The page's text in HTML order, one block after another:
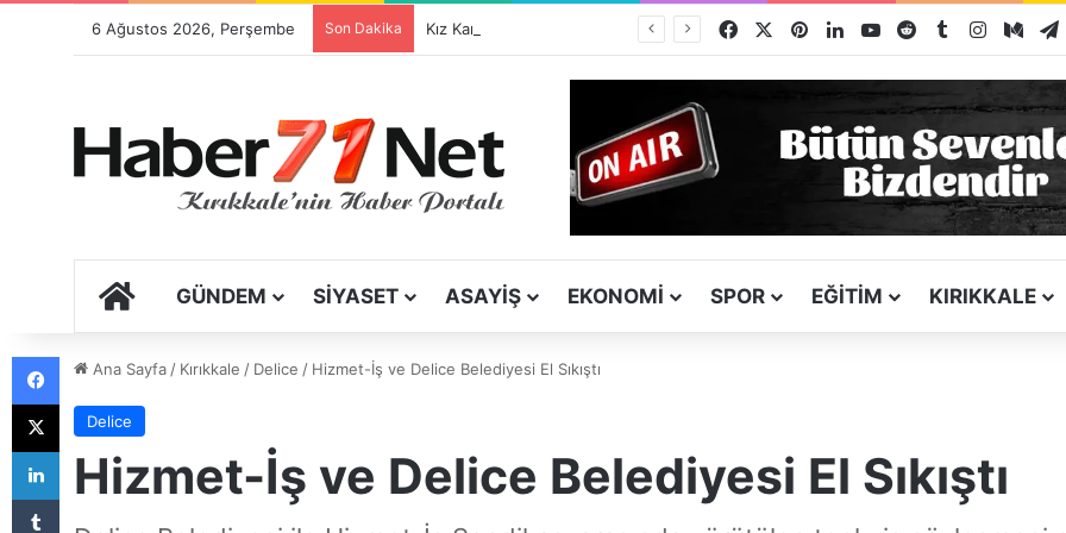
6 Ağustos 2026, Perşembe Son Dakika Facebook PinterestLinkedInYouTubeRedditTumblrInstagram
ANA SAYFA
GÜNDEM SIYASET ASAYIŞ EKONOMI SPOR EĞITIM KIRIKKALE
Ana Sayfa/ Kırıkkale / Delice / Hizmet-İş ve Delice Belediyesi El Sıkıştı
Delice
Hizmet-İş ve Delice Belediyesi El Sıkıştı
LinkedIn
Tumblr